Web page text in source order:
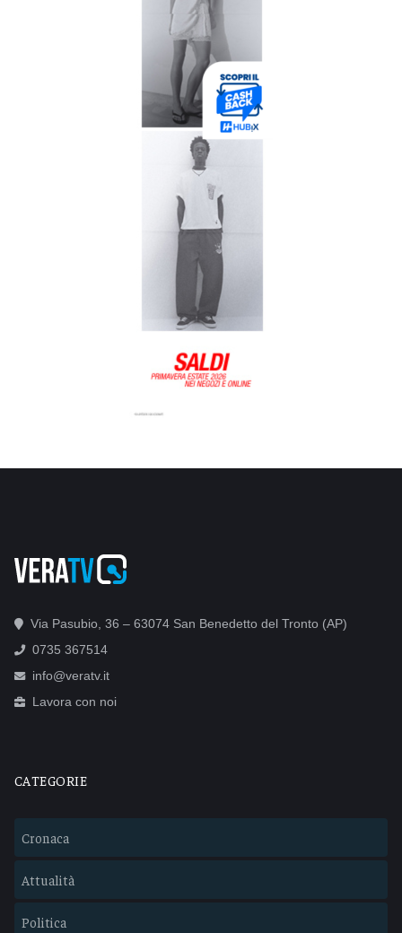
Via Pasubio, 36 – 63074 San Benedetto del Tronto (AP)
0735 367514
info@veratv.it
Lavora con noi
CATEGORIE
Cronaca
Attualità
Politica